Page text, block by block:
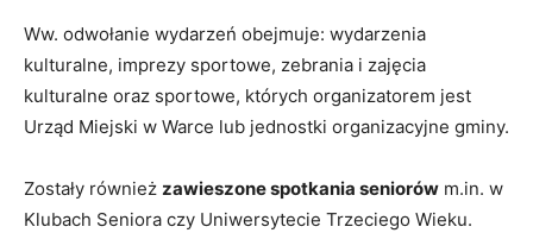
Ww. odwołanie wydarzeń obejmuje: wydarzenia
kulturalne, imprezy sportowe, zebrania i zajęcia
kulturalne oraz sportowe, których organizatorem jest
Urząd Miejski w Warce lub jednostki organizacyjne gminy.
Zostały również zawieszone spotkania seniorów m.in. w
Klubach Seniora czy Uniwersytecie Trzeciego Wieku.